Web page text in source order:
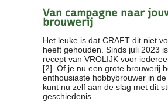
Van campagne naar
brouwerij
Het leuke is dat CRAFT dit niet
heeft gehouden. Sinds juli 2023
recept van VROLIJK voor
[2]. Of je nu een grote brouwerij
enthousiaste hobbybrouwer in
kunt nu zelf aan de slag met dit
geschiedenis.